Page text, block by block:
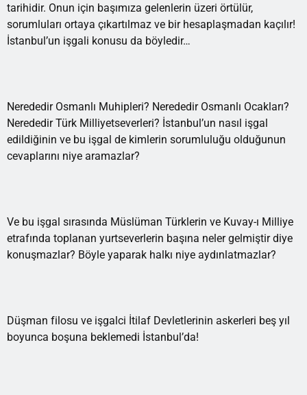
tarihidir. Onun için başımıza gelenlerin üzeri örtülür,
sorumluları ortaya çıkartılmaz ve bir hesaplaşmadan kaçılır!
İstanbul’un işgali konusu da böyledir…
Nerededir Osmanlı Muhipleri? Nerededir Osmanlı Ocakları?
Nerededir Türk Milliyetseverleri? İstanbul’un nasıl işgal
edildiğinin ve bu işgal de kimlerin sorumluluğu olduğunun
cevaplarını niye aramazlar?
Ve bu işgal sırasında Müslüman Türklerin ve Kuvay-ı Milliye
etrafında toplanan yurtseverlerin başına neler gelmiştir diye
konuşmazlar? Böyle yaparak halkı niye aydınlatmazlar?
Düşman filosu ve işgalci İtilaf Devletlerinin askerleri beş yıl
boyunca boşuna beklemedi İstanbul’da!